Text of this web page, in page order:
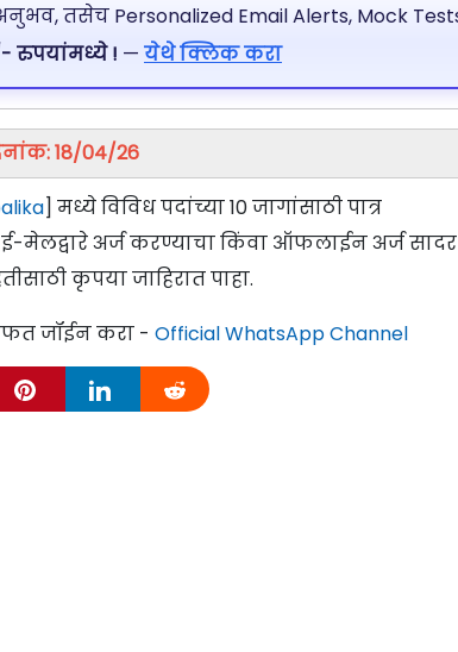
तसेच Personalized Email Alerts, Mock
रुपयांमध्ये ! — येथे क्लिक करा
18/04/26
] मध्ये विविध पदांच्या 10 जागांसाठी पात्र
अर्ज करण्याचा किंवा ऑफलाईन अर्ज सादर
कृपया जाहिरात पाहा.
जॉईन करा - Official WhatsApp Channel